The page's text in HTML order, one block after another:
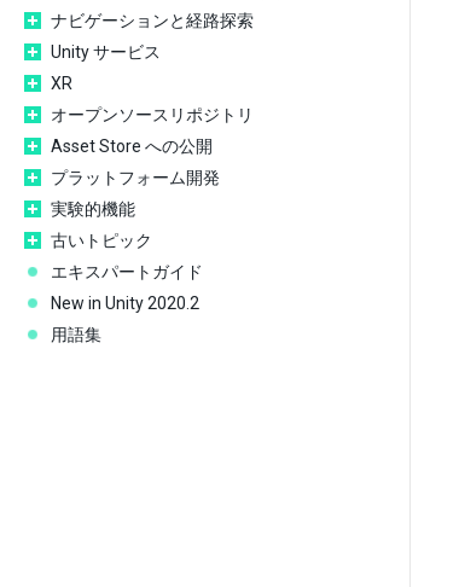
ナビゲーションと経路探索
Unity サービス
XR
オープンソースリポジトリ
Asset Store への公開
プラットフォーム開発
実験的機能
古いトピック
エキスパートガイド
New in Unity 2020.2
用語集